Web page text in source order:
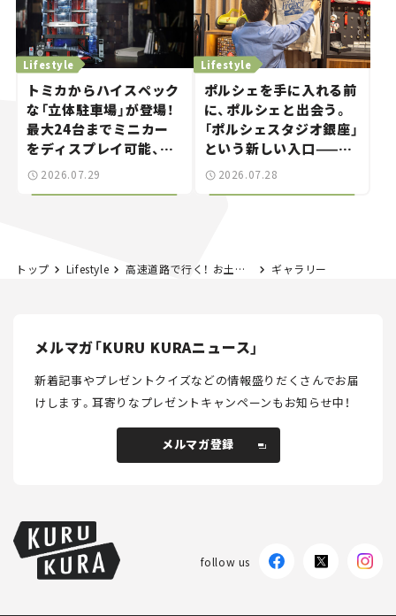
トミカからハイスペック
な「立体駐車場」が登場！
最大24台までミニカー
をディスプレイ可能、特
別な「日産 GT-R
Lifestyle
2026.07.29
ポルシェを手に入れる前
に、ポルシェと出会う。
「ポルシェスタジオ銀座」
という新しい入口——連
載｜CCGとクルマでどう
Lifestyle
2026.07.28
トップ Lifestyle 高速道路で行く！ お土産県境を探してみた。 静岡「うなぎパイ」編 ギャラリー
メルマガ「KURU KURAニュース」
新着記事やプレゼントクイズなどの情報盛りだくさんでお届
けします。耳寄りなプレゼントキャンペーンもお知らせ中！
メルマガ登録
follow us